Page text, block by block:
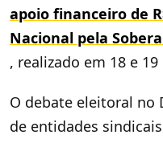
apoio financeiro de
Nacional pela
, realizado em 18 e
O debate eleitoral no
de entidades